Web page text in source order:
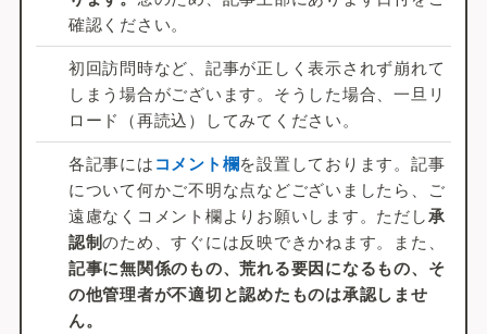
確認ください。
初回訪問時など、記事が正しく表示されず崩れて
しまう場合がございます。そうした場合、一旦リ
ロード（再読込）してみてください。
各記事にはコメント欄を設置しております。記事
について何かご不明な点などございましたら、ご
遠慮なくコメント欄よりお願いします。ただし承
認制のため、すぐには反映できかねます。また、
記事に無関係のもの、荒れる要因になるもの、そ
の他管理者が不適切と認めたものは承認しませ
ん。